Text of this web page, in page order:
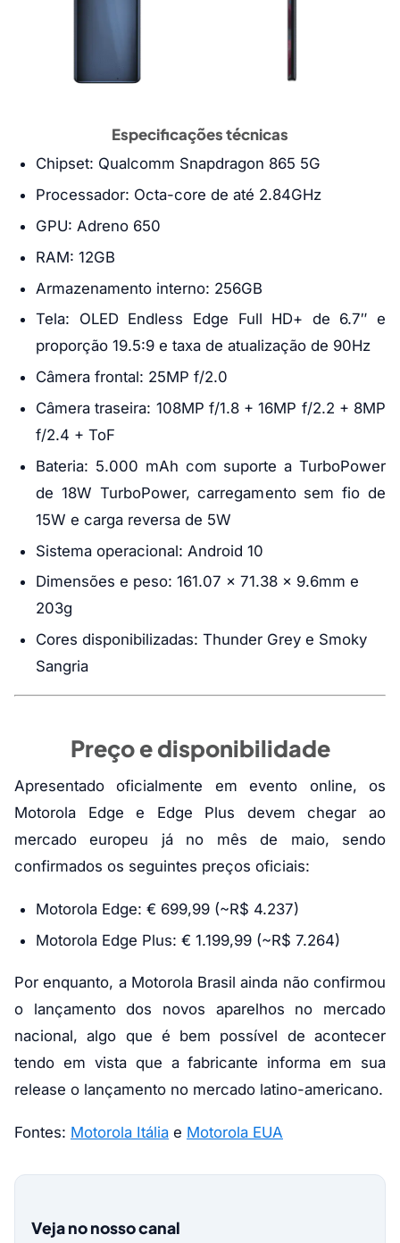
Especificações técnicas
Chipset: Qualcomm Snapdragon 865 5G
Processador: Octa-core de até 2.84GHz
GPU: Adreno 650
RAM: 12GB
Armazenamento interno: 256GB
Tela: OLED Endless Edge Full HD+ de 6.7″ e
proporção 19.5:9 e taxa de atualização de 90Hz
Câmera frontal: 25MP f/2.0
Câmera traseira: 108MP f/1.8 + 16MP f/2.2 + 8MP
f/2.4 + ToF
Bateria: 5.000 mAh com suporte a TurboPower
de 18W TurboPower, carregamento sem fio de
15W e carga reversa de 5W
Sistema operacional: Android 10
Dimensões e peso: 161.07 x 71.38 x 9.6mm e
203g
Cores disponibilizadas: Thunder Grey e Smoky
Sangria
Preço e disponibilidade
Apresentado oficialmente em evento online, os
Motorola Edge e Edge Plus devem chegar ao
mercado europeu já no mês de maio, sendo
confirmados os seguintes preços oficiais:
Motorola Edge: € 699,99 (~R$ 4.237)
Motorola Edge Plus: € 1.199,99 (~R$ 7.264)
Por enquanto, a Motorola Brasil ainda não confirmou
o lançamento dos novos aparelhos no mercado
nacional, algo que é bem possível de acontecer
tendo em vista que a fabricante informa em sua
release o lançamento no mercado latino-americano.
Fontes: Motorola Itália e Motorola EUA
Veja no nosso canal